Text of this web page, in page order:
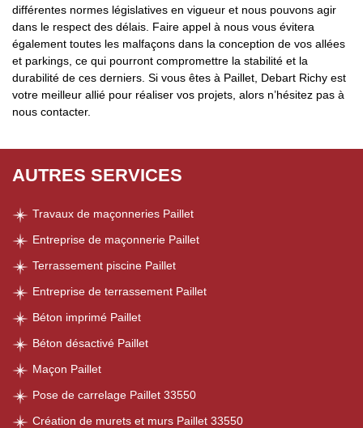
différentes normes législatives en vigueur et nous pouvons agir
dans le respect des délais. Faire appel à nous vous évitera
également toutes les malfaçons dans la conception de vos allées
et parkings, ce qui pourront compromettre la stabilité et la
durabilité de ces derniers. Si vous êtes à Paillet, Debart Richy est
votre meilleur allié pour réaliser vos projets, alors n’hésitez pas à
nous contacter.
AUTRES SERVICES
Travaux de maçonneries Paillet
Entreprise de maçonnerie Paillet
Terrassement piscine Paillet
Entreprise de terrassement Paillet
Béton imprimé Paillet
Béton désactivé Paillet
Maçon Paillet
Pose de carrelage Paillet 33550
Création de murets et murs Paillet 33550